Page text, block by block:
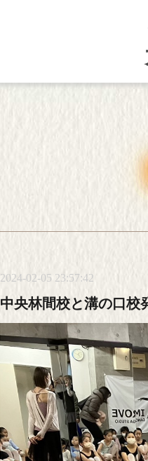
2024-02-05 23:57:42
中央林間校と溝の口校